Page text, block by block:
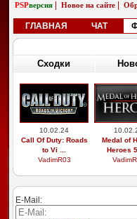
PSPверсия Новое на сайте
ГЛАВНАЯ ЧАТ
Сходки
10.02.24
Call Of Duty: Roads
to Vi ...
VadimR03
Medal of
Heroes
E-Mail: